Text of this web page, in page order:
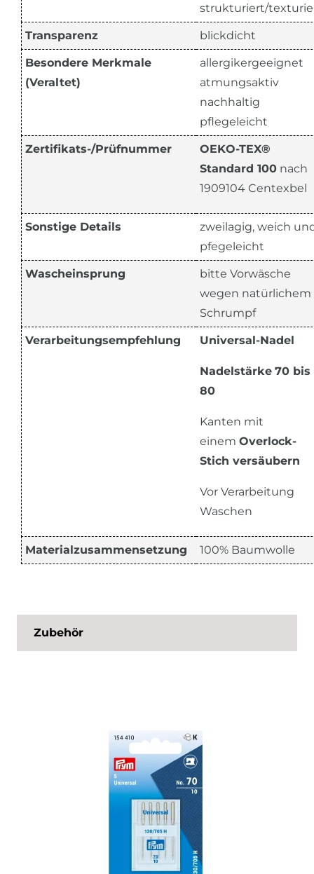
strukturiert/
Transparenz blickdicht
Besondere Merkmale
(Veraltet)
allergikergeeignet
atmungsaktiv
nachhaltig
pflegeleicht
Zertifikats-/Prüfnummer
OEKO-TEX®
Standard 100 nach
1909104 Centexbel
Sonstige Details
zweilagig, weich
pfegeleicht
Wascheinsprung
bitte Vorwäsche
wegen natürlichem
Schrumpf
Verarbeitungsempfehlung Universal-Nadel
Nadelstärke 70 bis
80
Kanten mit
einem Overlock-
Stich versäubern
Vor Verarbeitung
Waschen
Materialzusammensetzung 100% Baumwolle
Zubehör